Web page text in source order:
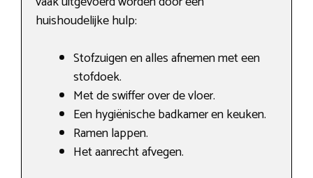
huishoudelijke hulp:
Stofzuigen en alles afnemen met een
stofdoek.
Met de swiffer over de vloer.
Een hygiënische badkamer en keuken.
Ramen lappen.
Het aanrecht afvegen.